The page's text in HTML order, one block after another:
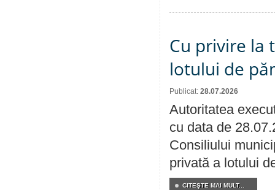
Cu privire la
lotului de
Publicat: 28.07.2026
Autoritatea
cu data de
Consiliului
privată a lotului
CITEŞTE MAI MULT...